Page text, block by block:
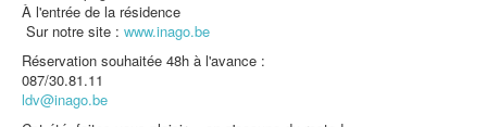
À l'entrée de la résidence
Sur notre site : www.inago.be
Réservation souhaitée 48h à l'avance :
087/30.81.11
ldv@inago.be